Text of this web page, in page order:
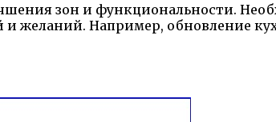
зон и функциональности.
желаний. Например, обновление